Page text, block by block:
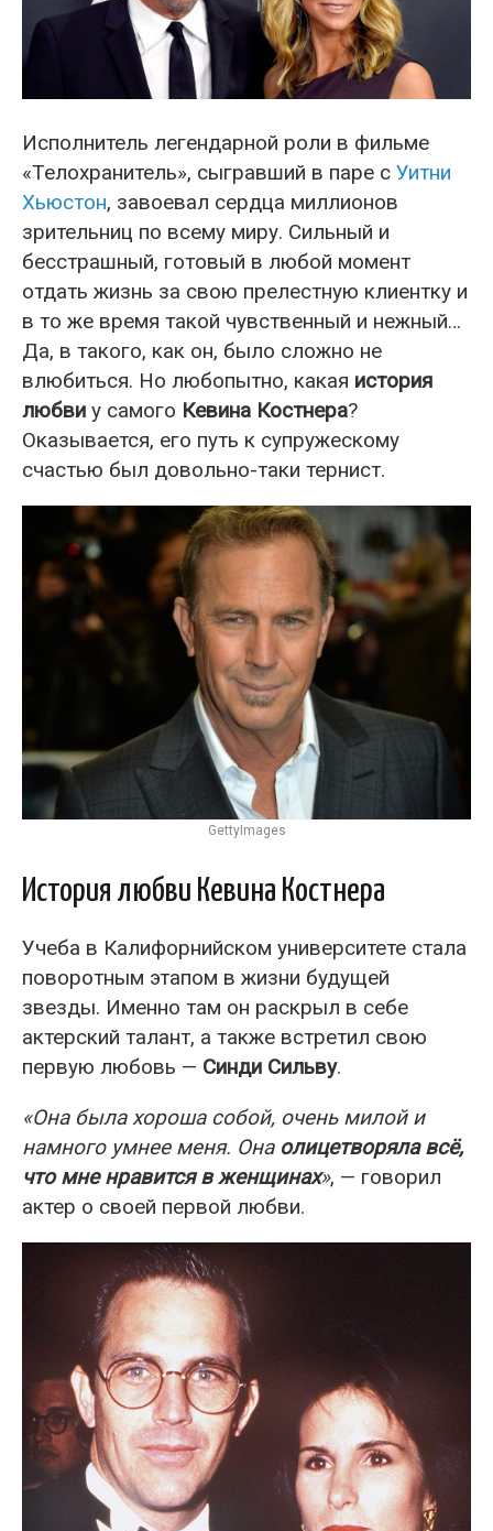
Исполнитель легендарной роли в фильме
«Телохранитель», сыгравший в паре с Уитни
Хьюстон, завоевал сердца миллионов
зрительниц по всему миру. Сильный и
бесстрашный, готовый в любой момент
отдать жизнь за свою прелестную клиентку и
в то же время такой чувственный и нежный…
Да, в такого, как он, было сложно не
влюбиться. Но любопытно, какая история
любви у самого Кевина Костнера?
Оказывается, его путь к супружескому
счастью был довольно-таки тернист.
GettyImages
История любви Кевина Костнера
Учеба в Калифорнийском университете стала
поворотным этапом в жизни будущей
звезды. Именно там он раскрыл в себе
актерский талант, а также встретил свою
первую любовь — Синди Сильву.
«Она была хороша собой, очень милой и
намного умнее меня. Она олицетворяла всё,
что мне нравится в женщинах», — говорил
актер о своей первой любви.